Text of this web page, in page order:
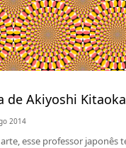
de Akiyoshi Kitaoka
2014
esse professor japonês